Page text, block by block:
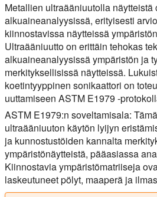
Metallien ultraääniuutolla näytteistä
alkuaineanalyysissä, erityisesti
kiinnostavissa näytteissä
Ultraääniuutto on erittäin tehokas
alkuaineanalyysissä ympäristön ja
merkityksellisissä näytteissä.
koetintyyppinen sonikaattori on
uuttamiseen ASTM E1979 -
ASTM E1979:n soveltamisala:
ultraääniuuton käytön lyijyn
ja kunnostustöiden kannalta
ympäristönäytteistä, pääasiassa
Kiinnostavia ympäristömatriiseja
laskeutuneet pölyt, maaperä ja